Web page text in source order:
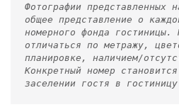
Фотографии представленных
общее представление о
номерного фонда гостиницы.
отличаться по метражу,
планировке, наличием/
Конкретный номер
заселении гостя в